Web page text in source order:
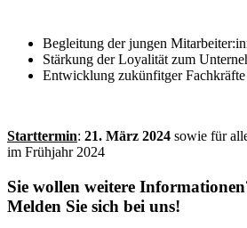
Begleitung der jungen
Stärkung der Loyalität zum
Entwicklung zukünfitger Fachkräfte
Starttermin: 21. März 2024 sowie für
im Frühjahr 2024
Sie wollen weitere
Melden Sie sich bei uns!